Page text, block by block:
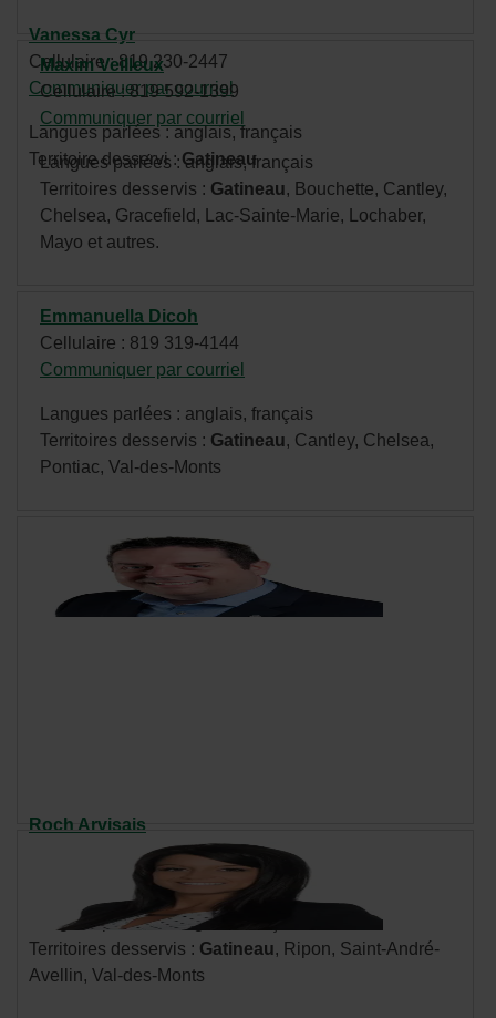
Vanessa Cyr
Cellulaire : 819 230-2447
Communiquer par courriel- Cet
hyperlien
s'ouvrira
dans
une
nouvelle
Langues parlées : anglais, français
Territoire desservi :Gatineau
Maxim Veilleux
Cellulaire : 819 592-1399
Communiquer par courriel
hyperlien
s'ouvrira
dans
une
Langues parlées : anglais, français
Territoires desservis : Gatineau, Bouchette, Cantley,
Chelsea, Gracefield, Lac-Sainte-Marie, Lochaber,
Mayo et autres.
Emmanuella Dicoh
Cellulaire : 819 319-4144
Communiquer par courriel
s'ouvrira
dans
Langues parlées : anglais, français
Territoires desservis : Gatineau, Cantley, Chelsea,
Pontiac, Val-des-Monts
Roch Arvisais
Cellulaire : 819 208-0512
Communiquer par courriel- Cet
hyperlien
s'ouvrira
dans
Langues parlées : anglais, français
Territoires desservis : Gatineau, Ripon, Saint-André-
Avellin, Val-des-Monts